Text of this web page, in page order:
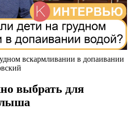
вскармливании в допаивании
выбрать для